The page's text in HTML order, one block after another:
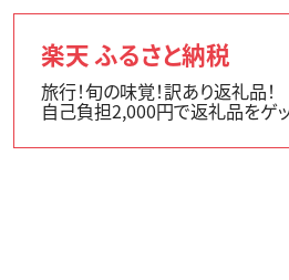
楽天 ふるさと納税
旅行！旬の味覚！訳あり返礼品！
自己負担2,000円で返礼品をゲッ